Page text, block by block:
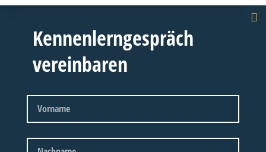
Kennenlerngespräch
vereinbaren